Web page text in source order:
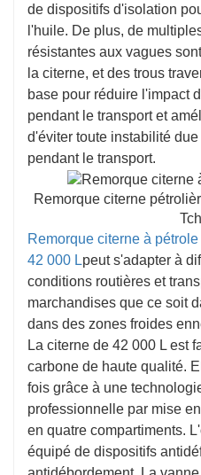
de dispositifs d'isolation
l'huile. De plus, de
résistantes aux vagues
la citerne, et des trous
base pour réduire l'impact
pendant le transport et
d'éviter toute instabilité
pendant le transport.
Remorque citerne
Remorque citerne à
42 000 Lpeut s'adapter à
conditions routières et
marchandises que ce soit
dans des zones froides
La citerne de 42 000 L est
carbone de haute qualité.
fois grâce à une
professionnelle par mise
en quatre compartiments.
équipé de dispositifs